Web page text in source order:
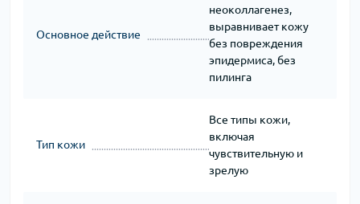
Основное действие
неоколлагенез,
выравнивает кожу
без повреждения
эпидермиса, без
пилинга
Тип кожи
Все типы кожи,
включая
чувствительную и
зрелую